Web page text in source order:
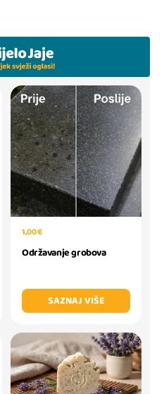
1,00 €
Održavanje grobova
SAZNAJ VIŠE